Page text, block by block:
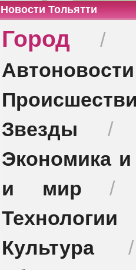
Новости Тольятти
Город /
Автоновости
Звезды
Экономика
и мир
Технологии
Культура